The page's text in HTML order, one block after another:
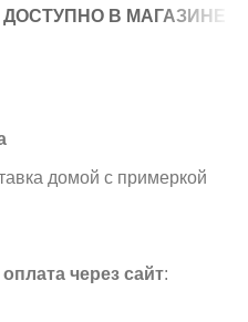
ДОСТУПНО В МАГАЗИНЕ
домой с примеркой
оплата через сайт: